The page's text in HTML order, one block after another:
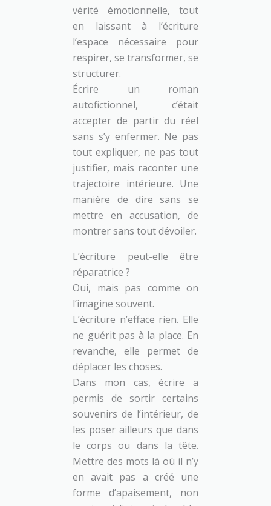
vérité émotionnelle, tout
en laissant à l’écriture
l’espace nécessaire pour
respirer, se transformer, se
structurer.
Écrire un roman
autofictionnel, c’était
accepter de partir du réel
sans s’y enfermer. Ne pas
tout expliquer, ne pas tout
justifier, mais raconter une
trajectoire intérieure. Une
manière de dire sans se
mettre en accusation, de
montrer sans tout dévoiler.
L’écriture peut-elle être
réparatrice ?
Oui, mais pas comme on
l’imagine souvent.
L’écriture n’efface rien. Elle
ne guérit pas à la place. En
revanche, elle permet de
déplacer les choses.
Dans mon cas, écrire a
permis de sortir certains
souvenirs de l’intérieur, de
les poser ailleurs que dans
le corps ou dans la tête.
Mettre des mots là où il n’y
en avait pas a créé une
forme d’apaisement, non